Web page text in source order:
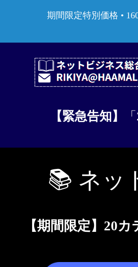
期間限定特別価格 •
【緊急告知】
📚 ネッ
【期間限定】20